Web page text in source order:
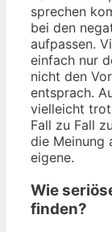
sprechen
bei den
aufpassen.
einfach nur
nicht den
entsprach.
vielleicht
Fall zu Fall
die Meinung
eigene.
Wie
finden?